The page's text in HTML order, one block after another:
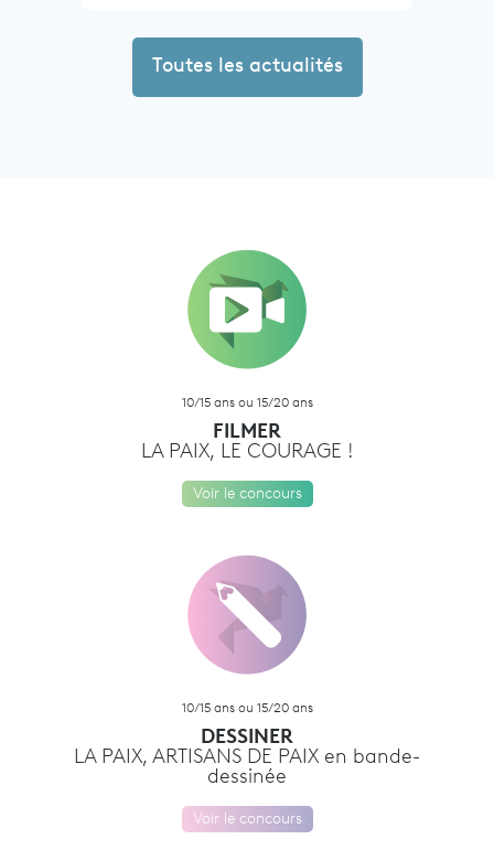
Toutes les actualités
10/15 ans ou 15/20 ans
FILMER
LA PAIX, LE COURAGE !
Voir le concours
10/15 ans ou 15/20 ans
DESSINER
LA PAIX, ARTISANS DE PAIX en bande-
dessinée
Voir le concours